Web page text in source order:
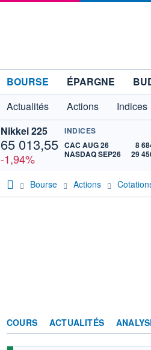
BOURSE ÉPARGNE
Actualités
Actions Indices
Nikkei 225
65 013,55
-1,94%
INDICES
CAC AUG 26
8
NASDAQ SEP26
29
Bourse Actions
COURS ACTUALITÉS